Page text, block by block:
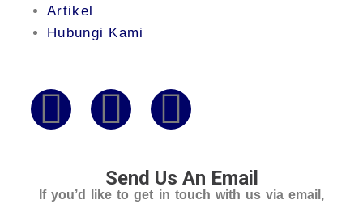
Artikel
Hubungi Kami
Send Us An Email
If you’d like to get in touch with us via email,